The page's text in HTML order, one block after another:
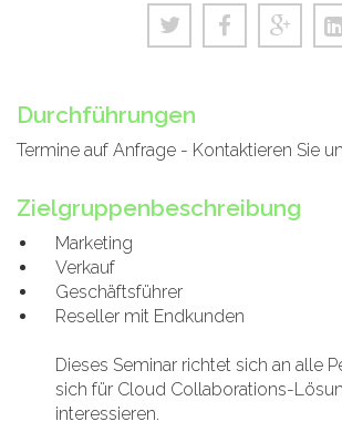
Durchführungen
Termine auf Anfrage - Kontaktieren Sie
Zielgruppenbeschreibung
Marketing
Verkauf
Geschäftsführer
Reseller mit Endkunden
Dieses Seminar richtet sich an alle
sich für Cloud Collaborations-
interessieren.